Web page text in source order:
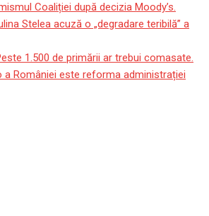
Coaliției după decizia Moody’s.
Stelea acuză o „degradare teribilă” a
1.500 de primării ar trebui comasate.
a României este reforma administrației